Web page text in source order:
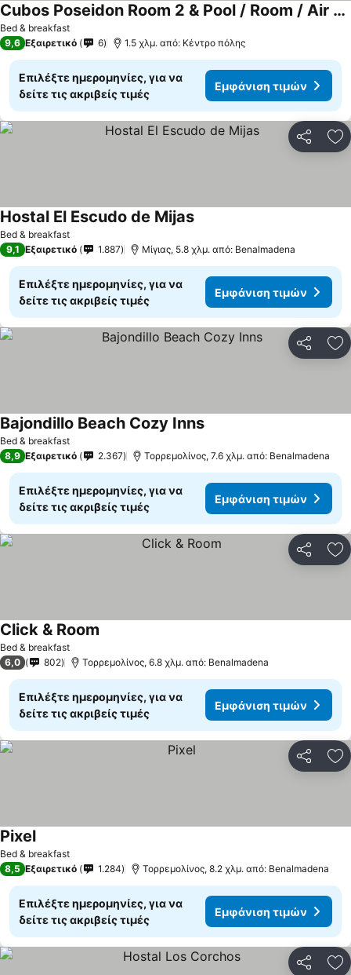
Bed & breakfast
Cubos Poseidon Room 2 & Pool / Room / Air Conditioning / Community Pool / Free Wifi
Εμφάνιση τιμών
9,6 Εξαιρετικό 6 1.5 χλμ. από: Κέντρο πόλης
Επιλέξτε ημερομηνίες, για να
δείτε τις ακριβείς τιμές
Εμφάνιση τιμών
Bed & breakfast
Hostal El Escudo de MijasΕμφάνιση τιμών
9,1 Εξαιρετικό 1.887 Μίγιας, 5.8 χλμ. από: Benalmadena
Επιλέξτε ημερομηνίες, για να
δείτε τις ακριβείς τιμές
Εμφάνιση τιμών
Bed & breakfast
Bajondillo Beach Cozy InnsΕμφάνιση τιμών
8,9 Εξαιρετικό 2.367 Τορρεμολίνος, 7.6 χλμ. από: Benalmadena
Επιλέξτε ημερομηνίες, για να
δείτε τις ακριβείς τιμές
Εμφάνιση τιμών
Bed & breakfast
Click & Room
6,0 802 Τορρεμολίνος, 6.8 χλμ. από: Benalmadena
Επιλέξτε ημερομηνίες, για να
δείτε τις ακριβείς τιμές
Εμφάνιση τιμών
Bed & breakfast
PixelΕμφάνιση τιμών
8,5 Εξαιρετικό 1.284 Τορρεμολίνος, 8.2 χλμ. από: Benalmadena
Επιλέξτε ημερομηνίες, για να
δείτε τις ακριβείς τιμές
Εμφάνιση τιμών